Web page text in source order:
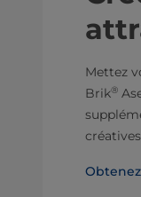
Mettez
Brik®